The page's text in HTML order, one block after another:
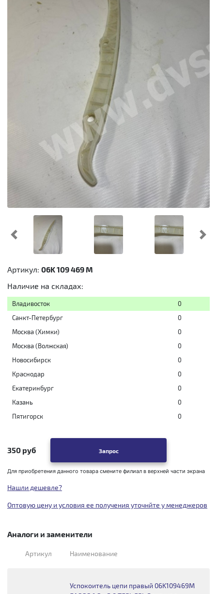
Предыдущий
Артикул: 06K 109 469 M
Наличие на складах:
Владивосток
0
Санкт-Петербург
0
Москва (Химки)
0
Москва (Волжская)
0
Новосибирск
0
Краснодар
0
Екатеринбург
0
Казань
0
Пятигорск
0
350 руб Запрос
Для приобретения данного товара смените филиал в верхней части экрана
Нашли дешевле?
Оптовую цену и условия ее получения уточнйте у менеджеров
Аналоги и заменители
Артикул Наименование
Успокоитель цепи правый 06K109469M